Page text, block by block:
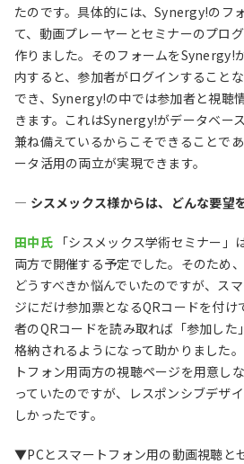
たのです。具体的には、Synergy!のフ
て、動画プレーヤーとセミナーのプロ
作りました。そのフォームをSynergy!
内すると、参加者がログインすること
でき、Synergy!の中では参加者と視聴
きます。これはSynergy!がデータベー
兼ね備えているからこそできることで
ータ活用の両立が実現できます。
― シスメックス様からは、どんな要望
田中氏「シスメックス学術セミナー」
両方で開催する予定でした。そのため
どうすべきか悩んでいたのですが、ス
ジにだけ参加票となるQRコードを付け
者のQRコードを読み取れば「参加した
格納されるようになって助かりました
トフォン用両方の視聴ページを用意し
っていたのですが、レスポンシブデザ
しかったです。
▼PCとスマートフォン用の動画視聴と